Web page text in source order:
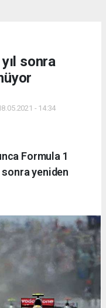
sonra
- 14:34
Formula 1
sonra yeniden